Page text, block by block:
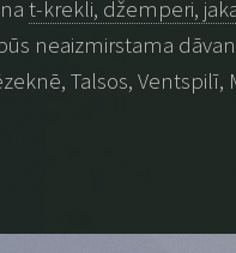
t-krekli, džemperi,
neaizmirstama
Talsos,